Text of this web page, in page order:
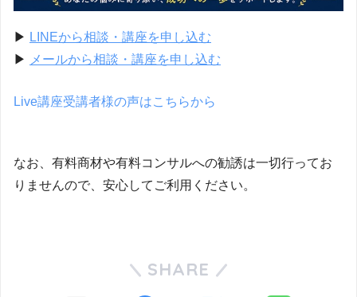
▶ LINEから相談・講座を申し込む
▶
メールから相談・講座を申し込む
Live講座受講者様の声はこちらから
なお、有料商材や有料コンサルへの勧誘は一切行ってお
りませんので、安心してご利用ください。
SHARE